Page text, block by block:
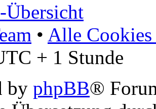
Übersicht
• Alle Cookies
+ 1 Stunde
by phpBB®